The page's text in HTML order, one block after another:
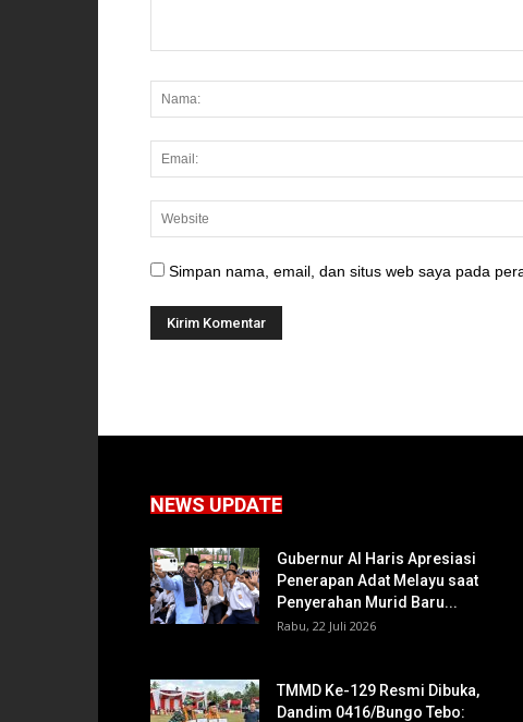
Simpan nama, email, dan situs web saya pada
NEWS UPDATE
Gubernur Al Haris Apresiasi
Penerapan Adat Melayu saat
Penyerahan Murid Baru...
Rabu, 22 Juli 2026
TMMD Ke-129 Resmi Dibuka,
Dandim 0416/Bungo Tebo: